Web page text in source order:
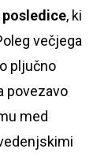
, ki
večjega
pljučno
povezavo
med